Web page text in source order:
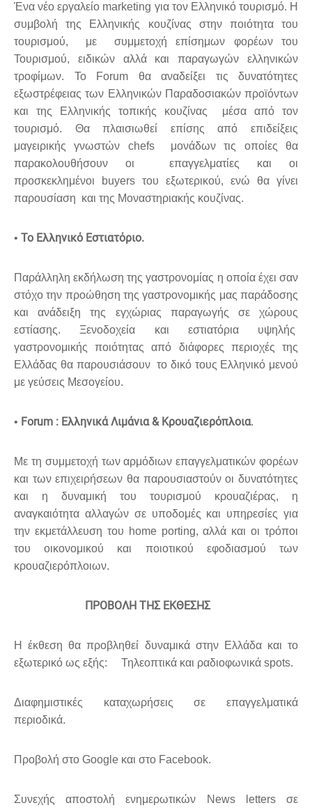
Ένα νέο εργαλείο marketing για τον Ελληνικό τουρισμό. Η
συμβολή της Ελληνικής κουζίνας στην ποιότητα του
τουρισμού, με συμμετοχή επίσημων φορέων του
Τουρισμού, ειδικών αλλά και παραγωγών ελληνικών
τροφίμων. Το Forum θα αναδείξει τις δυνατότητες
εξωστρέφειας των Ελληνικών Παραδοσιακών προϊόντων
και της Ελληνικής τοπικής κουζίνας μέσα από τον
τουρισμό. Θα πλαισιωθεί επίσης από επιδείξεις
μαγειρικής γνωστών chefs μονάδων τις οποίες θα
παρακολουθήσουν οι επαγγελματίες και οι
προσκεκλημένοι buyers του εξωτερικού, ενώ θα γίνει
παρουσίαση και της Μοναστηριακής κουζίνας.
• Το Ελληνικό Εστιατόριο.
Παράλληλη εκδήλωση της γαστρονομίας η οποία έχει σαν
στόχο την προώθηση της γαστρονομικής μας παράδοσης
και ανάδειξη της εγχώριας παραγωγής σε χώρους
εστίασης. Ξενοδοχεία και εστιατόρια υψηλής
γαστρονομικής ποιότητας από διάφορες περιοχές της
Ελλάδας θα παρουσιάσουν το δικό τους Ελληνικό μενού
με γεύσεις Μεσογείου.
• Forum : Ελληνικά Λιμάνια & Κρουαζιερόπλοια.
Με τη συμμετοχή των αρμόδιων επαγγελματικών φορέων
και των επιχειρήσεων θα παρουσιαστούν οι δυνατότητες
και η δυναμική του τουρισμού κρουαζιέρας, η
αναγκαιότητα αλλαγών σε υποδομές και υπηρεσίες για
την εκμετάλλευση του home porting, αλλά και οι τρόποι
του οικονομικού και ποιοτικού εφοδιασμού των
κρουαζιερόπλοιων.
ΠΡΟΒΟΛΗ ΤΗΣ ΕΚΘΕΣΗΣ
Η έκθεση θα προβληθεί δυναμικά στην Ελλάδα και το
εξωτερικό ως εξής: Τηλεοπτικά και ραδιοφωνικά spots.
Διαφημιστικές καταχωρήσεις σε επαγγελματικά
περιοδικά.
Προβολή στο Google και στο Facebook.
Συνεχής αποστολή ενημερωτικών News letters σε